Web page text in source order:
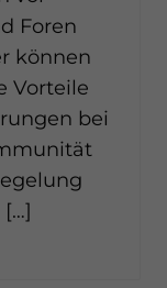
Foren
können
Vorteile
bei
[…]